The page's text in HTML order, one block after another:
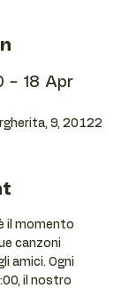
– 18 Apr
9, 20122
il momento
canzoni
amici. Ogni
il nostro